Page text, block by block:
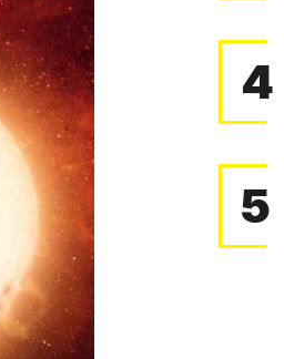
4
5